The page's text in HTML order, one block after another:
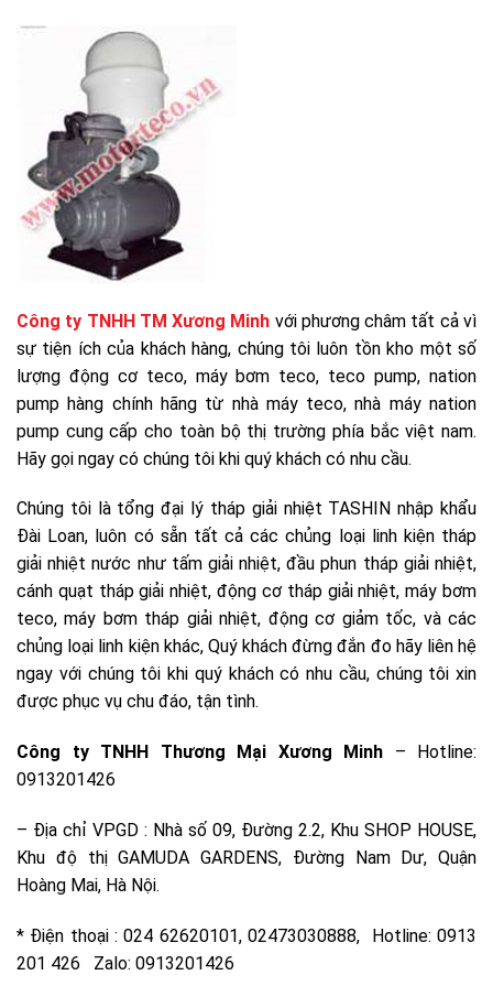
Công ty TNHH TM Xương Minh với phương châm tất cả vì
sự tiện ích của khách hàng, chúng tôi luôn tồn kho một số
lượng động cơ teco, máy bơm teco, teco pump, nation
pump hàng chính hãng từ nhà máy teco, nhà máy nation
pump cung cấp cho toàn bộ thị trường phía bắc việt nam.
Hãy gọi ngay có chúng tôi khi quý khách có nhu cầu.
Chúng tôi là tổng đại lý tháp giải nhiệt TASHIN nhập khẩu
Đài Loan, luôn có sẵn tất cả các chủng loại linh kiện tháp
giải nhiệt nước như tấm giải nhiệt, đầu phun tháp giải nhiệt,
cánh quạt tháp giải nhiệt, động cơ tháp giải nhiệt, máy bơm
teco, máy bơm tháp giải nhiệt, động cơ giảm tốc, và các
chủng loại linh kiện khác, Quý khách đừng đắn đo hãy liên hệ
ngay với chúng tôi khi quý khách có nhu cầu, chúng tôi xin
được phục vụ chu đáo, tận tình.
Công ty TNHH Thương Mại Xương Minh – Hotline:
0913201426
– Địa chỉ VPGD : Nhà số 09, Đường 2.2, Khu SHOP HOUSE,
Khu độ thị GAMUDA GARDENS, Đường Nam Dư, Quận
Hoàng Mai, Hà Nội.
* Điện thoại : 024 62620101, 02473030888, Hotline: 0913
201 426 Zalo: 0913201426